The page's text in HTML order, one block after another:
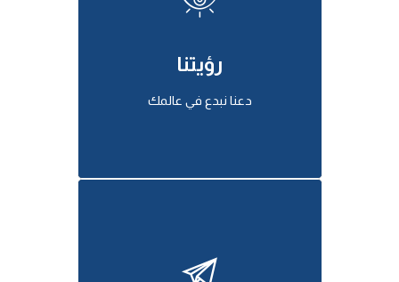
رؤيتنا
دعنا نبدع في عالمك